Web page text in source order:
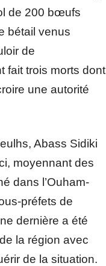
de 200 bœufs
bétail venus
de
fait trois morts dont
une autorité
Abass Sidiki
moyennant des
dans l’Ouham-
préfets de
dernière a été
la région avec
de la situation.